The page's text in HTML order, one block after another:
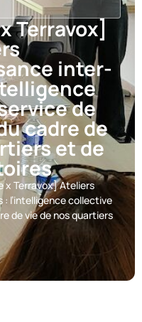
Terravox]
inter-
de
cadre de
et de
x Terravox] Ateliers
l’intelligence collective
de vie de nos quartiers